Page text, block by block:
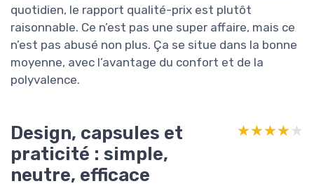
quotidien, le rapport qualité-prix est plutôt
raisonnable. Ce n’est pas une super affaire, mais ce
n’est pas abusé non plus. Ça se situe dans la bonne
moyenne, avec l’avantage du confort et de la
polyvalence.
Design, capsules et
praticité : simple,
neutre, efficace
★★★★★
★★★★★